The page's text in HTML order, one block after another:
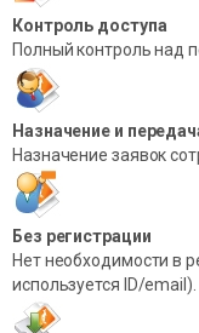
Контроль доступа
Полный контроль над
Назначение и
Назначение заявок
Без регистрации
Нет необходимости в
используется ID/email).